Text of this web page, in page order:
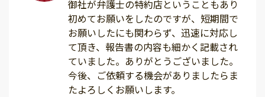
御社が弁護士の特約店ということもあり
初めてお願いをしたのですが、短期間で
お願いしたにも関わらず、迅速に対応し
て頂き、報告書の内容も細かく記載され
ていました。ありがとうございました。
今後、ご依頼する機会がありましたらま
たよろしくお願いします。